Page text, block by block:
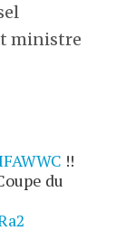
ministre
!!
du